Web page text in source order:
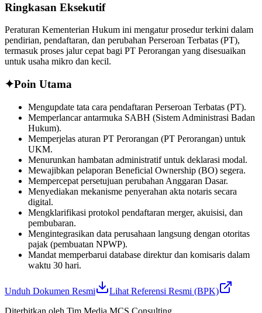
Ringkasan Eksekutif
Peraturan Kementerian Hukum ini mengatur prosedur terkini dalam
pendirian, pendaftaran, dan perubahan Perseroan Terbatas (PT),
termasuk proses jalur cepat bagi PT Perorangan yang disesuaikan
untuk usaha mikro dan kecil.
✦Poin Utama
Mengupdate tata cara pendaftaran Perseroan Terbatas (PT).
Memperlancar antarmuka SABH (Sistem Administrasi Badan
Hukum).
Memperjelas aturan PT Perorangan (PT Perorangan) untuk
UKM.
Menurunkan hambatan administratif untuk deklarasi modal.
Mewajibkan pelaporan Beneficial Ownership (BO) segera.
Mempercepat persetujuan perubahan Anggaran Dasar.
Menyediakan mekanisme penyerahan akta notaris secara
digital.
Mengklarifikasi protokol pendaftaran merger, akuisisi, dan
pembubaran.
Mengintegrasikan data perusahaan langsung dengan otoritas
pajak (pembuatan NPWP).
Mandat memperbarui database direktur dan komisaris dalam
waktu 30 hari.
Unduh Dokumen Resmi
Lihat Referensi Resmi (BPK)
Diterbitkan oleh Tim Media MCS Consulting